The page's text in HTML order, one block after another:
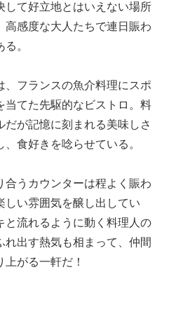
して好立地とはいえない場所
高感度な大人たちで連日賑わ
。
、フランスの魚介料理にスポ
当てた先駆的なビストロ。料
だが記憶に刻まれる美味しさ
食好きを唸らせている。
合うカウンターは程よく賑わ
しい雰囲気を醸し出してい
と流れるように動く料理人の
れ出す熱気も相まって、仲間
がる一軒だ！